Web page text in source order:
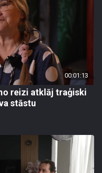
00:01:13
reizi atklāj traģiski
stāstu